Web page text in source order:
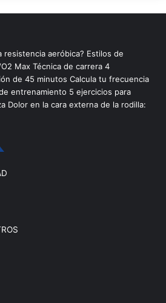
u
u
b
s
a
g
k
o
k
resistencia aeróbica? Estilos de
Max Técnica de carrera 4
de 45 minutos Calcula tu frecuencia
entrenamiento 5 ejercicios para
Dolor en la cara externa de la rodilla: